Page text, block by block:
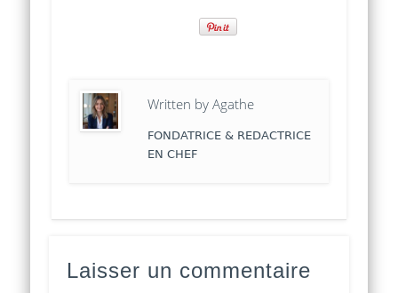
Written byAgathe
FONDATRICE & REDACTRICE
EN CHEF
Laisser un commentaire